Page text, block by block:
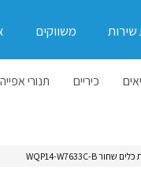
שירות
משווקים
כיריים תנורי אפייה